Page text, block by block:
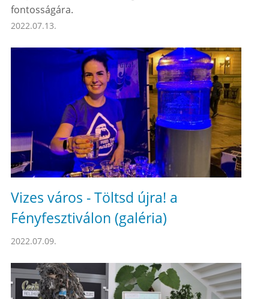
fontosságára.
2022.07.13.
Vizes város - Töltsd újra! a
Fényfesztiválon (galéria)
2022.07.09.